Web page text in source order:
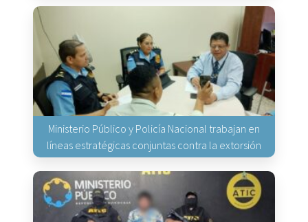
Ministerio Público y Policía Nacional trabajan en
líneas estratégicas conjuntas contra la extorsión